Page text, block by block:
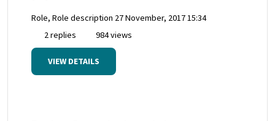
Role, Role description 27 November, 2017 15:34
2 replies
984 views
VIEW DETAILS